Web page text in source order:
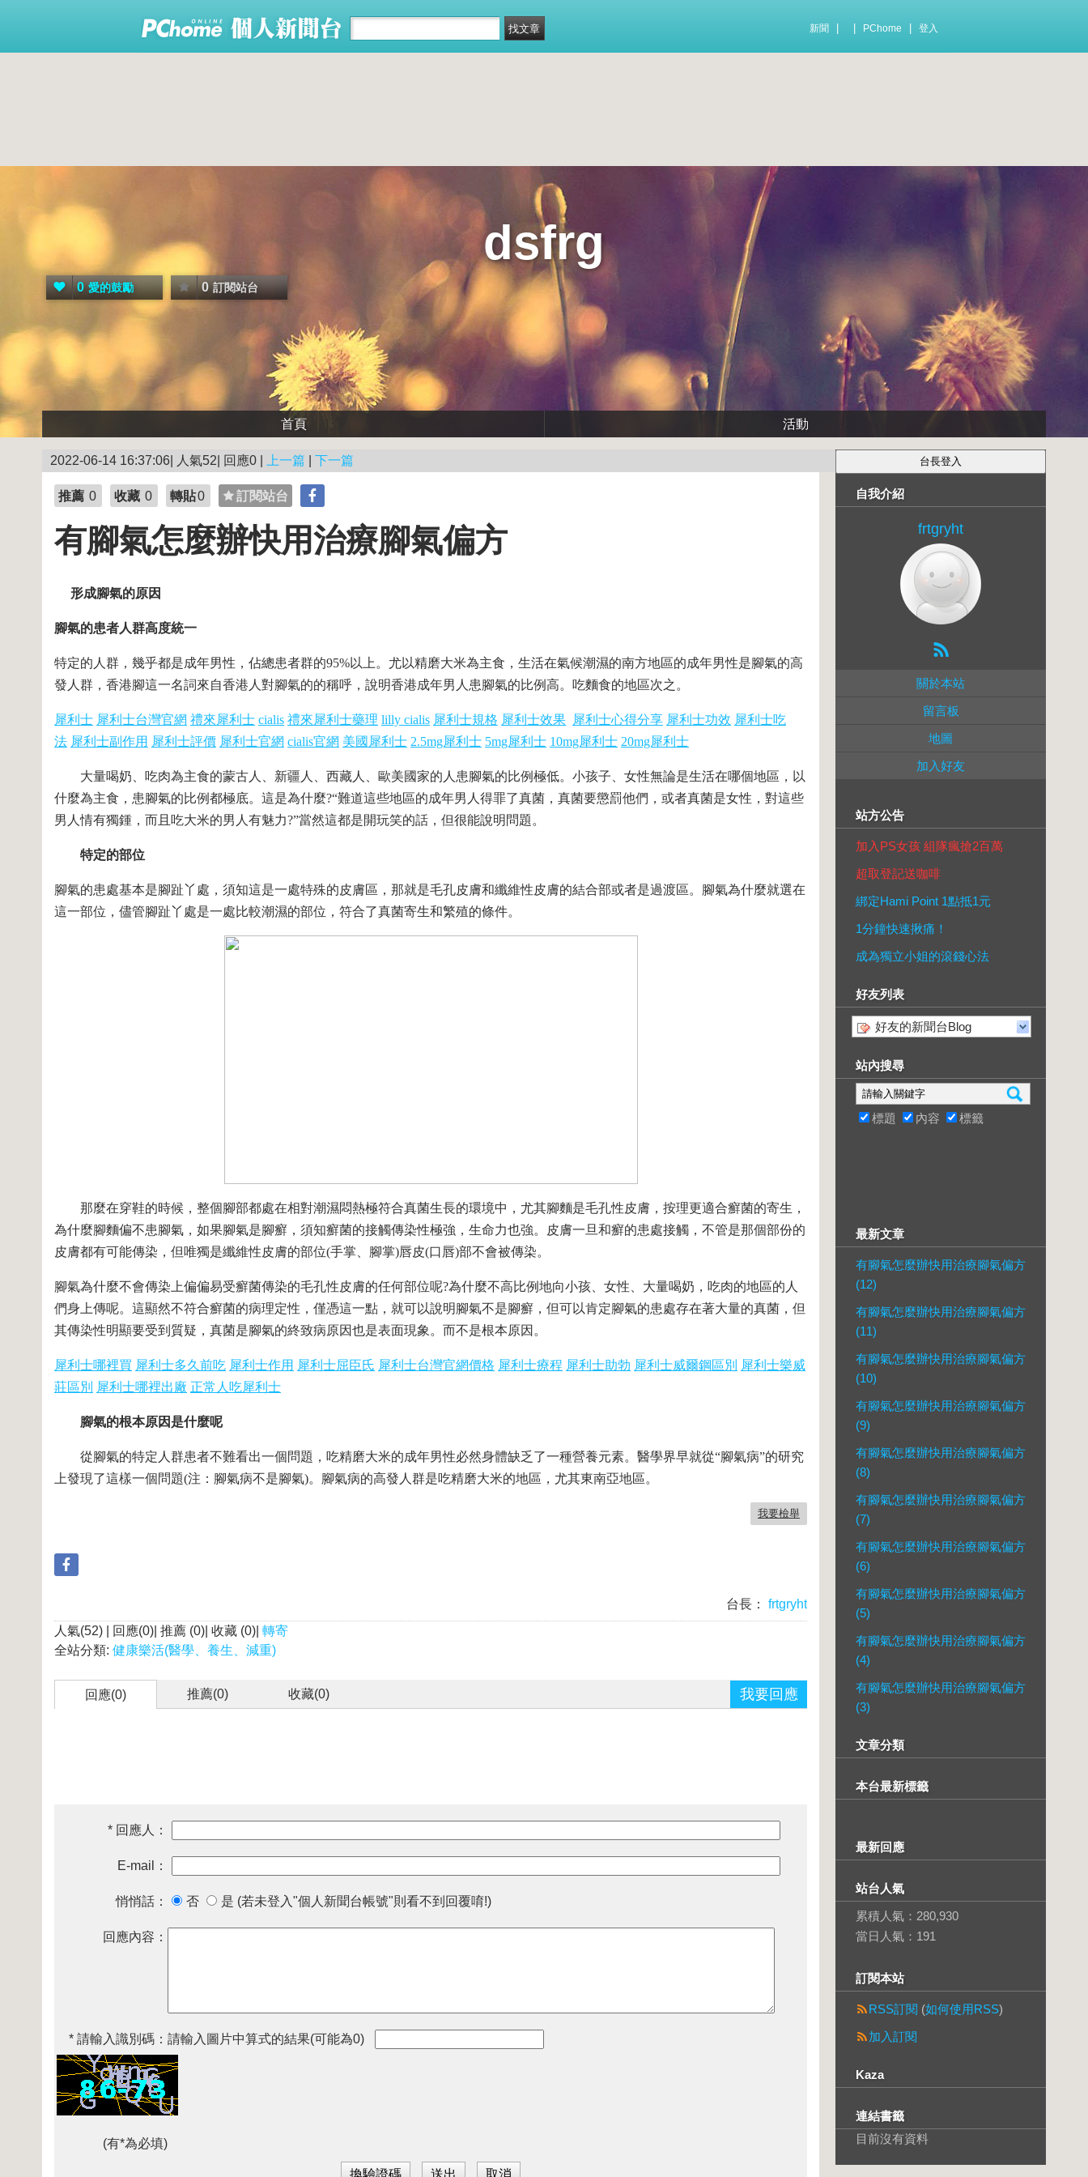
新聞 PChome 登入
dsfrg
0 愛的鼓勵 0 訂閱站台
首頁 活動
2022-06-14 16:37:06| 人氣52| 回應0 | 上一篇 下一篇
推薦 0 收藏 0 轉貼0 訂閱站台
有腳氣怎麼辦快用治療腳氣偏方
形成腳氣的原因
腳氣的患者人群高度統一
特定的人群，幾乎都是成年男性，佔總患者群的95%以上。尤以精磨大米為主食，生活在氣候潮濕的南方地區的成年男性是腳氣的高
發人群，香港腳這一名詞來自香港人對腳氣的的稱呼，說明香港成年男人患腳氣的比例高。吃麵食的地區次之。
犀利士 犀利士台灣官網 禮來犀利士 cialis 禮來犀利士藥理 lilly cialis 犀利士規格 犀利士效果 犀利士心得分享 犀利士功效 犀利士吃
法 犀利士副作用 犀利士評價 犀利士官網 cialis官網 美國犀利士 2.5mg犀利士 5mg犀利士 10mg犀利士 20mg犀利士
大量喝奶、吃肉為主食的蒙古人、新疆人、西藏人、歐美國家的人患腳氣的比例極低。小孩子、女性無論是生活在哪個地區，以
什麼為主食，患腳氣的比例都極底。這是為什麼?“難道這些地區的成年男人得罪了真菌，真菌要懲罰他們，或者真菌是女性，對這些
男人情有獨鍾，而且吃大米的男人有魅力?”當然這都是開玩笑的話，但很能說明問題。
特定的部位
腳氣的患處基本是腳趾丫處，須知這是一處特殊的皮膚區，那就是毛孔皮膚和纖維性皮膚的結合部或者是過渡區。腳氣為什麼就選在
這一部位，儘管腳趾丫處是一處比較潮濕的部位，符合了真菌寄生和繁殖的條件。
那麼在穿鞋的時候，整個腳部都處在相對潮濕悶熱極符合真菌生長的環境中，尤其腳麵是毛孔性皮膚，按理更適合癬菌的寄生，
為什麼腳麵偏不患腳氣，如果腳氣是腳癬，須知癬菌的接觸傳染性極強，生命力也強。皮膚一旦和癬的患處接觸，不管是那個部份的
皮膚都有可能傳染，但唯獨是纖維性皮膚的部位(手掌、腳掌)唇皮(口唇)部不會被傳染。
腳氣為什麼不會傳染上偏偏易受癬菌傳染的毛孔性皮膚的任何部位呢?為什麼不高比例地向小孩、女性、大量喝奶，吃肉的地區的人
們身上傳呢。這顯然不符合癬菌的病理定性，僅憑這一點，就可以說明腳氣不是腳癬，但可以肯定腳氣的患處存在著大量的真菌，但
其傳染性明顯要受到質疑，真菌是腳氣的終致病原因也是表面現象。而不是根本原因。
犀利士哪裡買 犀利士多久前吃 犀利士作用 犀利士屈臣氏 犀利士台灣官網價格 犀利士療程 犀利士助勃 犀利士威爾鋼區別 犀利士樂威
莊區別 犀利士哪裡出廠 正常人吃犀利士
腳氣的根本原因是什麼呢
從腳氣的特定人群患者不難看出一個問題，吃精磨大米的成年男性必然身體缺乏了一種營養元素。醫學界早就從“腳氣病”的研究
上發現了這樣一個問題(注：腳氣病不是腳氣)。腳氣病的高發人群是吃精磨大米的地區，尤其東南亞地區。
我要檢舉
台長：
frtgryht
人氣(52) | 回應(0)| 推薦 (0)| 收藏 (0)| 轉寄
全站分類: 健康樂活(醫學、養生、減重)
回應(0) 推薦(0) 收藏(0) 我要回應
* 回應人：
E-mail：
悄悄話： 否 是 (若未登入"個人新聞台帳號"則看不到回覆唷!)
回應內容：
* 請輸入識別碼： 請輸入圖片中算式的結果(可能為0)
(有*為必填)
自我介紹
frtgryht
關於本站
留言板
地圖
加入好友
站方公告
加入PS女孩 組隊瘋搶2百萬
超取登記送咖啡
綁定Hami Point 1點抵1元
1分鐘快速揪痛！
成為獨立小姐的滾錢心法
好友列表
好友的新聞台Blog
站內搜尋
標題 內容 標籤
最新文章
有腳氣怎麼辦快用治療腳氣偏方
(12)
有腳氣怎麼辦快用治療腳氣偏方
(11)
有腳氣怎麼辦快用治療腳氣偏方
(10)
有腳氣怎麼辦快用治療腳氣偏方
(9)
有腳氣怎麼辦快用治療腳氣偏方
(8)
有腳氣怎麼辦快用治療腳氣偏方
(7)
有腳氣怎麼辦快用治療腳氣偏方
(6)
有腳氣怎麼辦快用治療腳氣偏方
(5)
有腳氣怎麼辦快用治療腳氣偏方
(4)
有腳氣怎麼辦快用治療腳氣偏方
(3)
文章分類
本台最新標籤
最新回應
站台人氣
累積人氣： 280,930
當日人氣： 191
訂閱本站
RSS訂閱 (如何使用RSS)
加入訂閱
Kaza
連結書籤
目前沒有資料